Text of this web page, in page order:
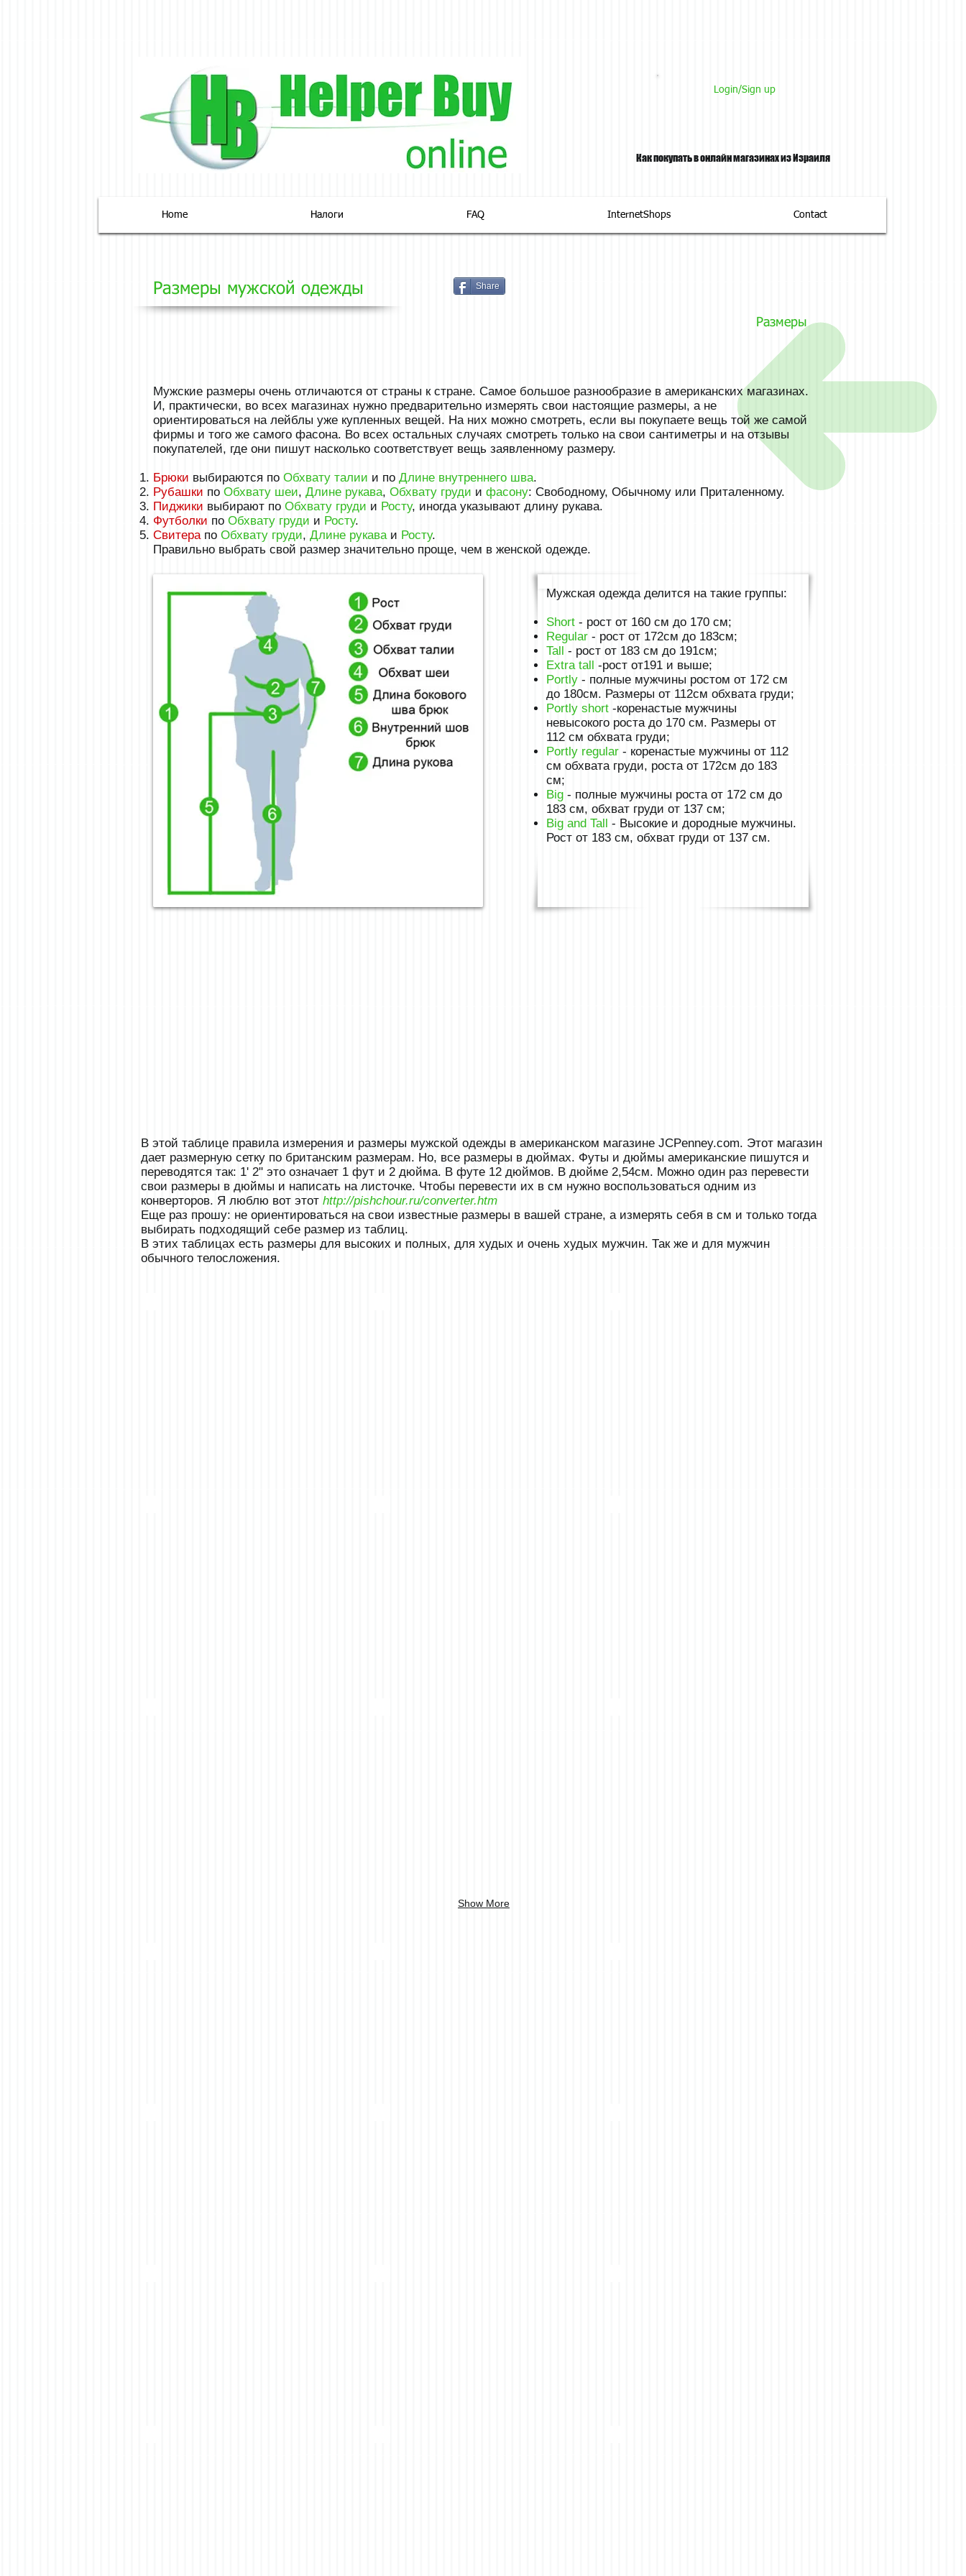
Login/Sign up
Как покупать в онлайн магазинах из Израиля
Home Налоги FAQ InternetShops Contact
Размеры мужской одежды Share
Размеры
Мужские размеры очень отличаются от страны к стране. Самое большое разнообразие в американских магазинах.
И, практически, во всех магазинах нужно предварительно измерять свои настоящие размеры, а не
ориентироваться на лейблы уже купленных вещей. На них можно смотреть, если вы покупаете вещь той же самой
фирмы и того же самого фасона. Во всех остальных случаях смотреть только на свои сантиметры и на отзывы
покупателей, где они пишут насколько соответствует вещь заявленному размеру.
Брюки выбираются по Обхвату талии и по Длине внутреннего шва.
Рубашки по Обхвату шеи, Длине рукава, Обхвату груди и фасону: Свободному, Обычному или Приталенному.
Пиджики выбирают по Обхвату груди и Росту, иногда указывают длину рукава.
Футболки по Обхвату груди и Росту.
Свитерапо Обхвату груди, Длине рукаваи Росту.
Правильно выбрать свой размер значительно проще, чем в женской одежде.
Мужская одежда делится на такие группы:
Short - рост от 160 см до 170 см;
Regular - рост от 172см до 183см;
Tall - рост от 183 см до 191см;
Extra tall -рост от191 и выше;
Portly - полные мужчины ростом от 172 см
до 180см. Размеры от 112см обхвата груди;
Portly short -коренастые мужчины
невысокого роста до 170 см. Размеры от
112 см обхвата груди;
Portly regular - коренастые мужчины от 112
см обхвата груди, роста от 172см до 183
см;
Big - полные мужчины роста от 172 см до
183 см, обхват груди от 137 см;
Big and Tall - Высокие и дородные мужчины.
Рост от 183 см, обхват груди от 137 см.
В этой таблице правила измерения и размеры мужской одежды в американском магазине JCPenney.com. Этот магазин
дает размерную сетку по британским размерам. Но, все размеры в дюймах. Футы и дюймы американские пишутся и
переводятся так: 1' 2" это означает 1 фут и 2 дюйма. В футе 12 дюймов. В дюйме 2,54см. Можно один раз перевести
свои размеры в дюймы и написать на листочке. Чтобы перевести их в см нужно воспользоваться одним из
конверторов. Я люблю вот этот http://pishchour.ru/converter.htm
Еще раз прошу: не ориентироваться на свои известные размеры в вашей стране, а измерять себя в см и только тогда
выбирать подходящий себе размер из таблиц.
В этих таблицах есть размеры для высоких и полных, для худых и очень худых мужчин. Так же и для мужчин
обычного телосложения.
Show More